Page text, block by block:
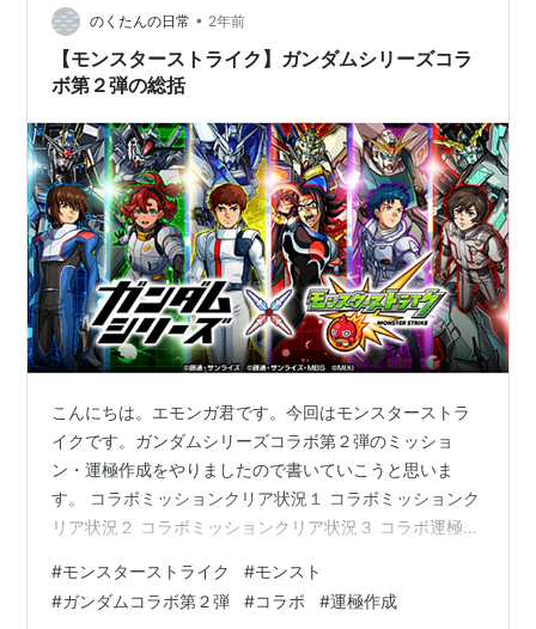
のくたんの日常 • 2年前
【モンスターストライク】ガンダムシリーズコラ
ボ第２弾の総括
こんにちは。エモンガ君です。今回はモンスターストラ
イクです。ガンダムシリーズコラボ第２弾のミッショ
ン・運極作成をやりましたので書いていこうと思いま
す。 コラボミッションクリア状況１ コラボミッションク
リア状況２ コラボミッションクリア状況３ コラボ運極状
ムミッションでした。ミッションをクリアするたびに報
酬が獲得できました。クリア回数報酬などもあり、キャ
#モンスターストライク #モンスト
#ガンダムコラボ第２弾 #コラボ #運極作成